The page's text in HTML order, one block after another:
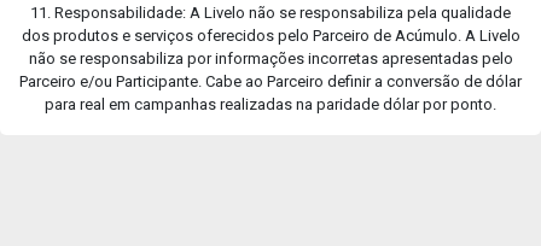
11. Responsabilidade: A Livelo não se responsabiliza pela qualidade
dos produtos e serviços oferecidos pelo Parceiro de Acúmulo. A Livelo
não se responsabiliza por informações incorretas apresentadas pelo
Parceiro e/ou Participante. Cabe ao Parceiro definir a conversão de dólar
para real em campanhas realizadas na paridade dólar por ponto.